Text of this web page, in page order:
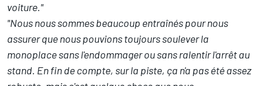
voiture."
"Nous nous sommes beaucoup entraînés pour nous
assurer que nous pouvions toujours soulever la
monoplace sans l'endommager ou sans ralentir l'arrêt au
stand. En fin de compte, sur la piste, ça n'a pas été assez